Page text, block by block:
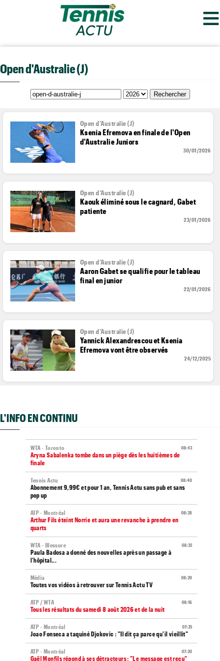
≡
Open d'Australie (J)
Open d'Australie (J)
Ksenia Efremova en finale de l'Open
d'Australie Juniors
30/01/2026
Open d'Australie (J)
Kaouk éliminé sous le cagnard, Gabet
patiente
23/01/2026
Open d'Australie (J)
Aaron Gabet se qualifie pour le tableau
final en junior
22/01/2026
Open d'Australie (J)
Yannick Alexandrescou et Ksenia
Efremova vont être observés
24/12/2025
L'INFO EN CONTINU
08:43
WTA - Toronto
Aryna Sabalenka tombe dans un piège dès les huitièmes de
finale
08:40
Tennis Actu
Abonnement 9,99€ et pour 1 an, Tennis Actu sans pub et sans
pop up
08:28
ATP - Montréal
Arthur Fils éteint Norrie et aura une revanche à prendre en
quarts
08:25
WTA - Blessure
Paula Badosa a donné des nouvelles après un passage à
l’hôpital...
08:20
Média
Toutes vos vidéos à retrouver sur Tennis Actu TV
08:16
ATP / WTA
Tous les résultats du samedi 8 août 2026 et de la nuit
07:35
ATP - Montréal
Joao Fonseca a taquiné Djokovic : "Il dit ça parce qu'il vieillit"
07:20
ATP - Montréal
Gaël Monfils répond à ses détracteurs : "Le message est reçu"